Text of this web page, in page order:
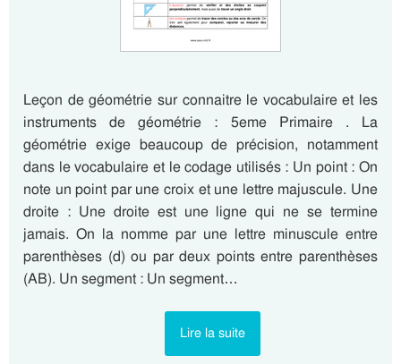
Leçon de géométrie sur connaitre le vocabulaire et les
instruments de géométrie : 5eme Primaire . La
géométrie exige beaucoup de précision, notamment
dans le vocabulaire et le codage utilisés : Un point : On
note un point par une croix et une lettre majuscule. Une
droite : Une droite est une ligne qui ne se termine
jamais. On la nomme par une lettre minuscule entre
parenthèses (d) ou par deux points entre parenthèses
(AB). Un segment : Un segment…
Lire la suite